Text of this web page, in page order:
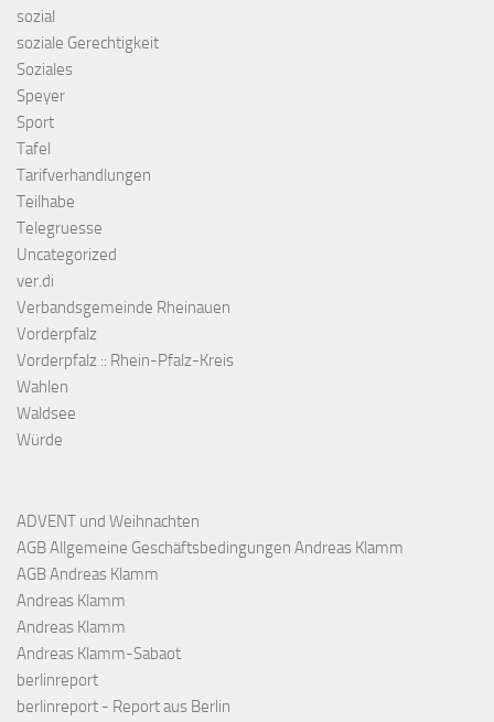
sozial
soziale Gerechtigkeit
Soziales
Speyer
Sport
Tafel
Tarifverhandlungen
Teilhabe
Telegruesse
Uncategorized
ver.di
Verbandsgemeinde Rheinauen
Vorderpfalz
Vorderpfalz :: Rhein-Pfalz-Kreis
Wahlen
Waldsee
Würde
ADVENT und Weihnachten
AGB Allgemeine Geschäftsbedingungen Andreas Klamm
AGB Andreas Klamm
Andreas Klamm
Andreas Klamm
Andreas Klamm-Sabaot
berlinreport
berlinreport - Report aus Berlin